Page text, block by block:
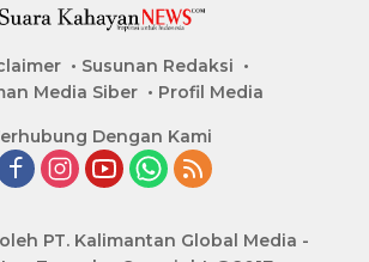
Susunan Redaksi
Media Siber
Profil Media
Dengan Kami
PT. Kalimantan Global Media -